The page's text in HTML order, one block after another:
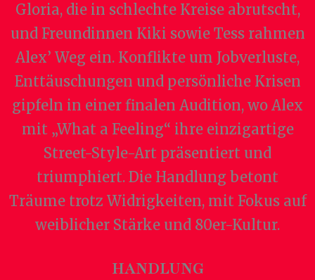
Gloria, die in schlechte Kreise abrutscht,
und Freundinnen Kiki sowie Tess rahmen
Alex’ Weg ein. Konflikte um Jobverluste,
Enttäuschungen und persönliche Krisen
gipfeln in einer finalen Audition, wo Alex
mit „What a Feeling“ ihre einzigartige
Street-Style-Art präsentiert und
triumphiert. Die Handlung betont
Träume trotz Widrigkeiten, mit Fokus auf
weiblicher Stärke und 80er-Kultur.
HANDLUNG